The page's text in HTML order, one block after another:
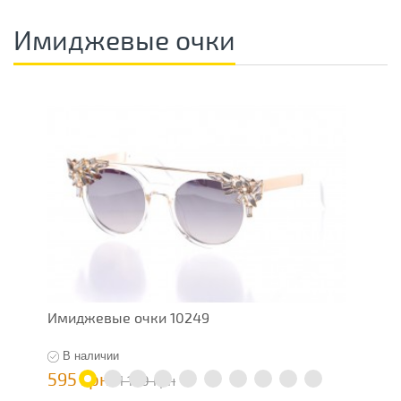
Имиджевые очки
Имиджевые очки 10249
В наличии
595 грн 1 190 грн